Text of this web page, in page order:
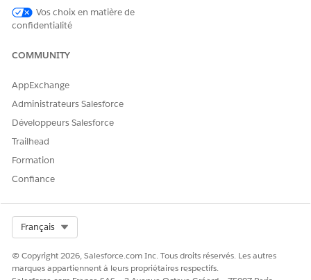
Vos choix en matière de
confidentialité
COMMUNITY
AppExchange
Administrateurs Salesforce
Développeurs Salesforce
Trailhead
Formation
Confiance
Français
© Copyright 2026, Salesforce.com Inc. Tous droits réservés. Les autres
marques appartiennent à leurs propriétaires respectifs.